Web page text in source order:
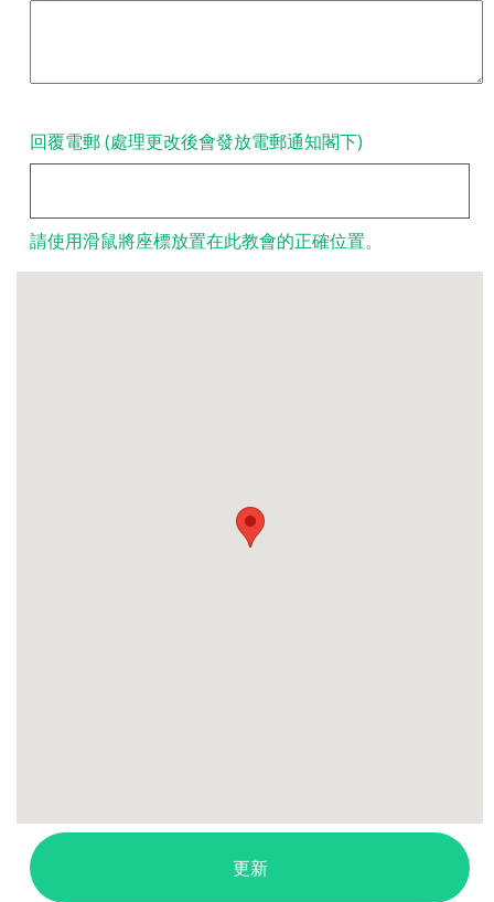
回覆電郵 (處理更改後會發放電郵通知閣下)
請使用滑鼠將座標放置在此教會的正確位置。